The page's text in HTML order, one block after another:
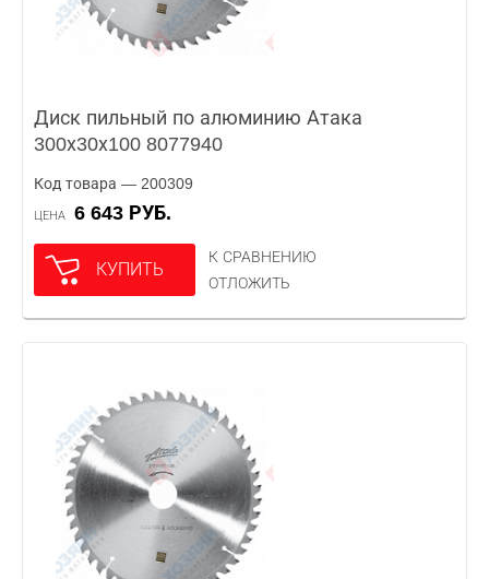
Диск пильный по алюминию Атака
300х30х100 8077940
Код товара — 200309
ЦЕНА 6 643 РУБ.
КУПИТЬ
К СРАВНЕНИЮ
ОТЛОЖИТЬ